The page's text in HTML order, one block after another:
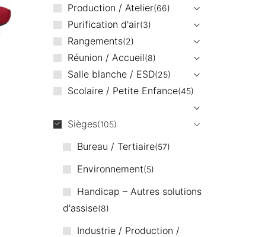
Production / Atelier 66
Purification d'air 3
Rangements 2
Réunion / Accueil 8
Salle blanche / ESD 25
Scolaire / Petite Enfance 45
Sièges 105
Bureau / Tertiaire 57
Environnement 5
Handicap – Autres solutions
d'assise 8
Industrie / Production /